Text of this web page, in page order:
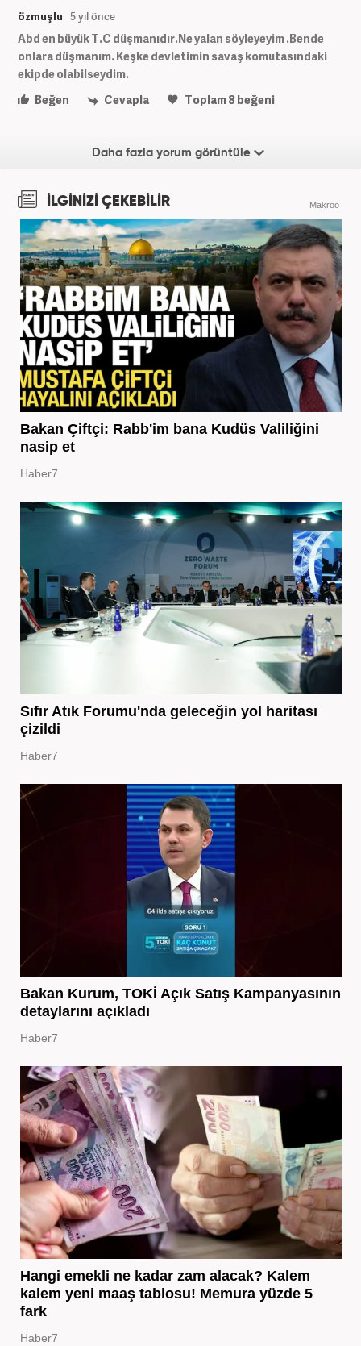
özmuşlu 5 yıl önce
Abd en büyük T.C düşmanıdır.Ne yalan söyleyeyim .Bende
onlara düşmanım. Keşke devletimin savaş komutasındaki
ekipde olabilseydim.
Beğen
Cevapla Toplam8beğeni
Daha fazla yorum görüntüle
İLGİNİZİ ÇEKEBİLİR Makroo
Bakan Çiftçi: Rabb'im bana Kudüs Valiliğini
nasip et
Haber7
Sıfır Atık Forumu'nda geleceğin yol haritası
çizildi
Haber7
Bakan Kurum, TOKİ Açık Satış Kampanyasının
detaylarını açıkladı
Haber7
Hangi emekli ne kadar zam alacak? Kalem
kalem yeni maaş tablosu! Memura yüzde 5
fark
Haber7